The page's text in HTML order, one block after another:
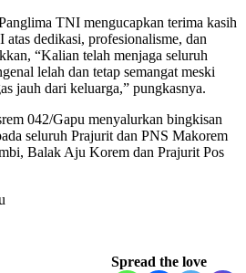
TNI mengucapkan terima kasih
dedikasi, profesionalisme, dan
“Kalian telah menjaga seluruh
lelah dan tetap semangat meski
jauh dari keluarga,” pungkasnya.
042/Gapu menyalurkan bingkisan
seluruh Prajurit dan PNS Makorem
Balak Aju Korem dan Prajurit Pos
Spread the love